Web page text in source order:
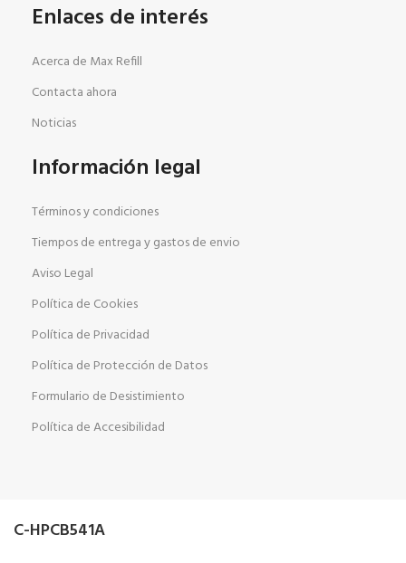
Enlaces de interés
Acerca de Max Refill
Contacta ahora
Noticias
Información legal
Términos y condiciones
Tiempos de entrega y gastos de envio
Aviso Legal
Política de Cookies
Política de Privacidad
Política de Protección de Datos
Formulario de Desistimiento
Política de Accesibilidad
C-HPCB541A